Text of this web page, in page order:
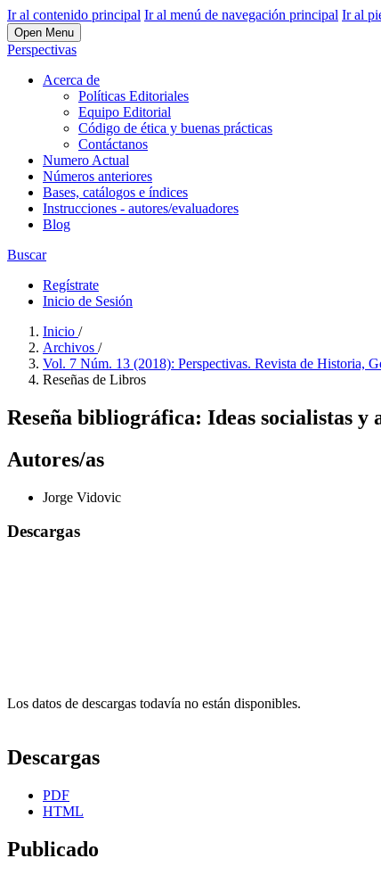
Ir al contenido principal Ir al menú de navegación principal Ir al
Open Menu
Perspectivas
Acerca de
Políticas Editoriales
Equipo Editorial
Código de ética y buenas prácticas
Contáctanos
Numero Actual
Números anteriores
Bases, catálogos e índices
Instrucciones - autores/evaluadores
Blog
Buscar
Regístrate
Inicio de Sesión
Inicio /
Archivos /
Vol. 7 Núm. 13 (2018): Perspectivas. Revista de Historia,
Reseñas de Libros
Reseña bibliográfica: Ideas socialistas y
Autores/as
Jorge Vidovic
Descargas
Los datos de descargas todavía no están disponibles.
Descargas
PDF
HTML
Publicado